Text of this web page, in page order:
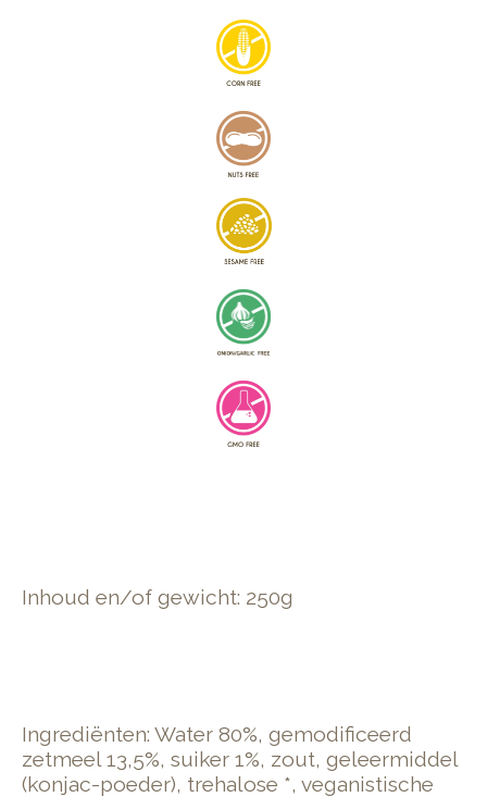
Inhoud en/of gewicht: 250g
Ingrediënten: Water 80%, gemodificeerd
zetmeel 13,5%, suiker 1%, zout, geleermiddel
(konjac-poeder), trehalose *, veganistische